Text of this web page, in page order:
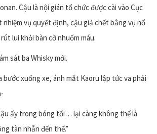
Cậu là nội gián tổ chức được cài vào Cục
nhiệm vụ quyết định, cậu giả chết bằng vụ nổ
lui khỏi bàn cờ nhuốm máu.
sát ba Whisky mới.
xuống xe, ánh mắt Kaoru lập tức va phải
ấy trong bóng tối… lại càng không thể là
tàn nhẫn đến thế.”